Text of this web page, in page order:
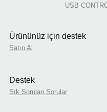
USB
Ürününüz için destek
Satın Al
Destek
Sık Sorulan Sorular